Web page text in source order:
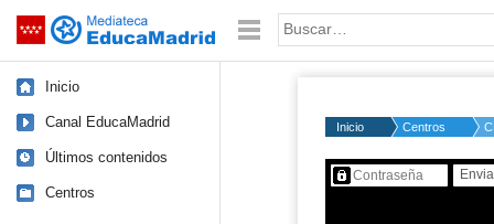
Saltar navegación Palabra o frase:
Inicio
Canal EducaMadrid
Últimos contenidos
Centros
Inicio Centros
Contenido protegido…